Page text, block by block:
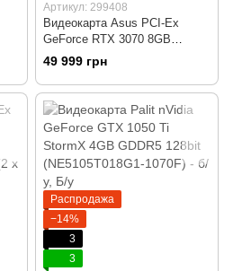
Артикул: 299408
Видеокарта Asus PCI-Ex
GeForce RTX 3070 8GB
GDDR6 (256bit) (14000) (2 x
HDMI, 3 x DisplayPort) (KO-
RTX3070-O8G-GAMING)
49 999 грн
Распродажа
−14%
3
3